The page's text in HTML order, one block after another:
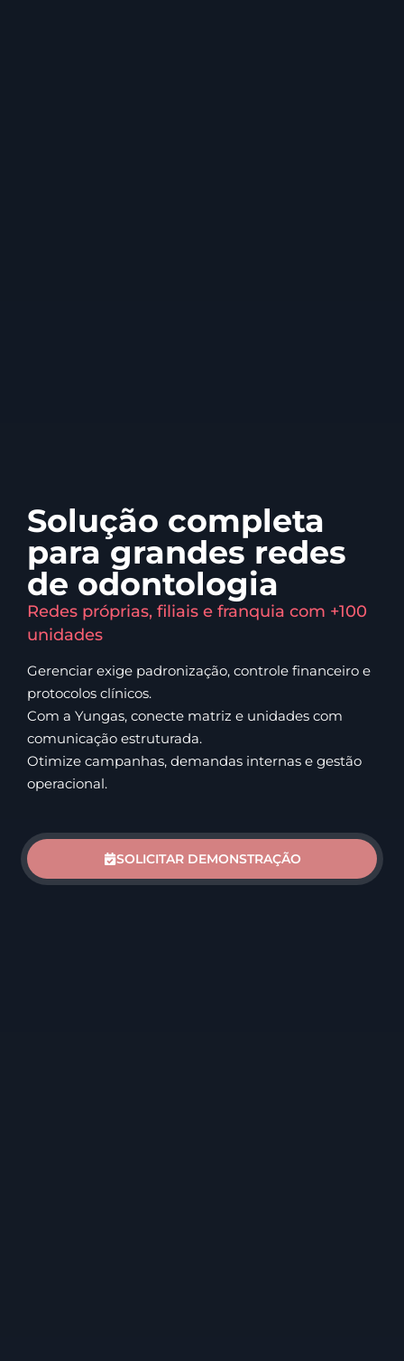
Solução completa
para grandes redes
de odontologia
Redes próprias, filiais e franquia com +100
unidades
Gerenciar exige padronização, controle financeiro e
protocolos clínicos.
Com a Yungas, conecte matriz e unidades com
comunicação estruturada.
Otimize campanhas, demandas internas e gestão
operacional.
SOLICITAR DEMONSTRAÇÃO